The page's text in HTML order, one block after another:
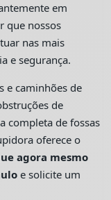
em
que nossos
nas mais
e segurança.
e caminhões de
de
completa de fossas
oferece o
agora mesmo
e solicite um